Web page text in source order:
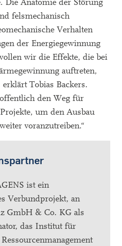
Die Anatomie der Störung
felsmechanisch
Verhalten
der Energiegewinnung
wir die Effekte, die bei
auftreten,
erklärt Tobias Backers.
den Weg für
um den Ausbau
voranzutreiben.“
ist ein
Verbundprojekt, an
GmbH & Co. KG als
das Institut für